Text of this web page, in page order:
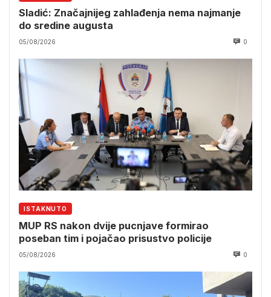
Sladić: Značajnijeg zahlađenja nema najmanje
do sredine augusta
05/08/2026 0
ISTAKNUTO
MUP RS nakon dvije pucnjave formirao
poseban tim i pojačao prisustvo policije
05/08/2026 0